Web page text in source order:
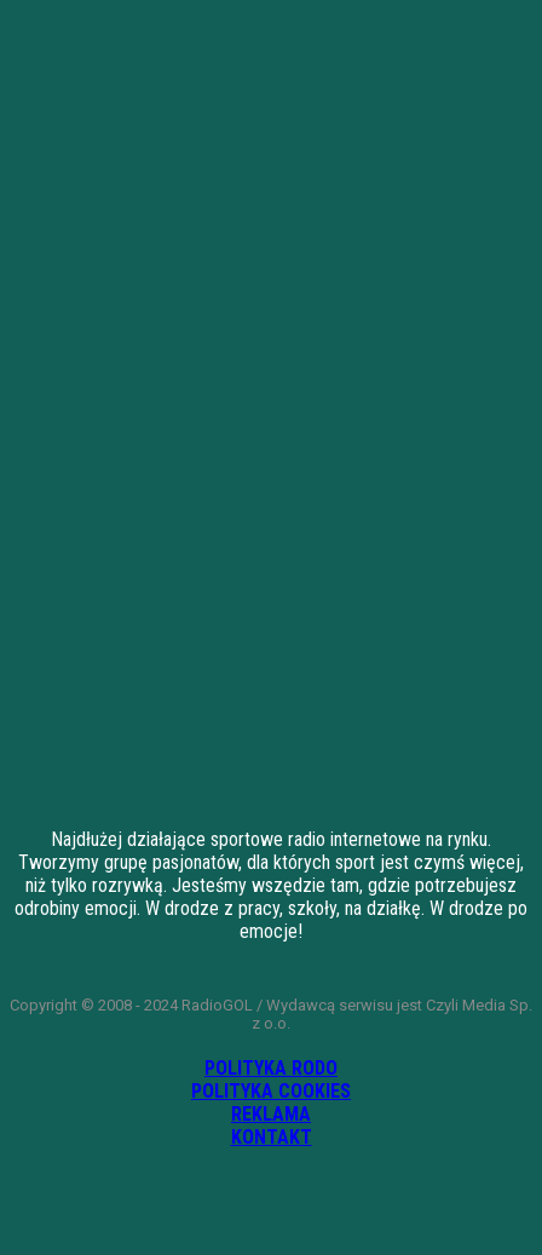
Najdłużej działające sportowe radio internetowe na rynku.
Tworzymy grupę pasjonatów, dla których sport jest czymś więcej,
niż tylko rozrywką. Jesteśmy wszędzie tam, gdzie potrzebujesz
odrobiny emocji. W drodze z pracy, szkoły, na działkę. W drodze po
emocje!
Copyright © 2008 - 2024 RadioGOL / Wydawcą serwisu jest Czyli Media Sp.
z o.o.
POLITYKA RODO
POLITYKA COOKIES
REKLAMA
KONTAKT